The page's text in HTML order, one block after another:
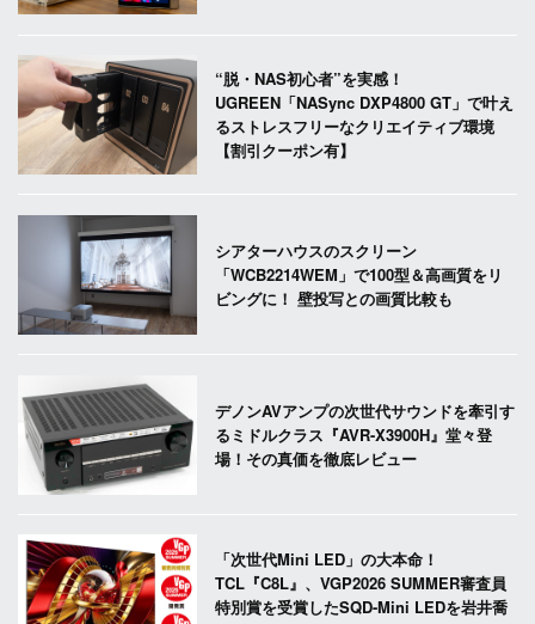
“脱・NAS初心者”を実感！
UGREEN「NASync DXP4800 GT」で叶え
るストレスフリーなクリエイティブ環境
【割引クーポン有】
シアターハウスのスクリーン
「WCB2214WEM」で100型＆高画質をリ
ビングに！ 壁投写との画質比較も
デノンAVアンプの次世代サウンドを牽引す
るミドルクラス『AVR-X3900H』堂々登
場！その真価を徹底レビュー
「次世代Mini LED」の大本命！
TCL『C8L』、VGP2026 SUMMER審査員
特別賞を受賞したSQD-Mini LEDを岩井喬